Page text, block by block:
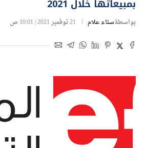
بمبيعاتها خلال 2021
بواسطةسناء علام 21 نوفمبر 2021 | 10:01 ص